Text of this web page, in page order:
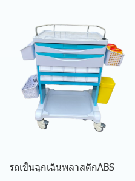
รถเข็นฉุกเฉินพลาสติกABS